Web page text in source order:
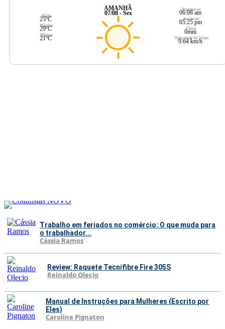
Média
25ºC
Máxima
29ºC
Mínima
21ºC
AMANHÃ
07/08 - Sex
Amanhecer
06:08 am
Anoitecer
05:25 pm
Chuva
0mm
Velocidade do Vento
9.64 km/h
Trabalho em feriados no comércio: O que muda para
o trabalhador...
Cássia Ramos
Review: Raquete Tecnifibre Fire 305S
Reinaldo Olecio
Manual de Instruções para Mulheres (Escrito por
Eles)
Caroline Pignaton